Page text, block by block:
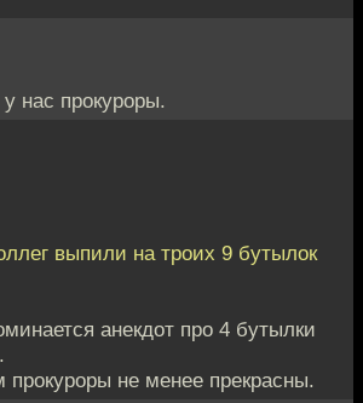
нас прокуроры.
выпили на троих 9 бутылок
анекдот про 4 бутылки
прокуроры не менее прекрасны.